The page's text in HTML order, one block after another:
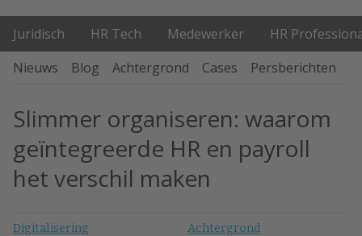
Juridisch HR Tech Medewerker
HR
Nieuws
Blog Achtergrond Cases Persberichten
Slimmer organiseren: waarom
geïntegreerde HR en payroll
het verschil maken
Digitalisering Achtergrond